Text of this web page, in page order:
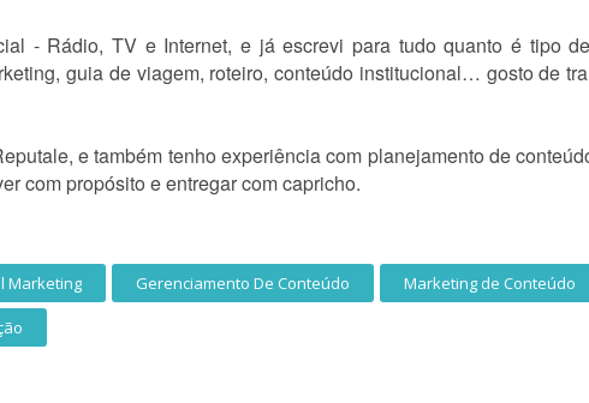
- Rádio, TV e Internet, e já escrevi para tudo quanto é tipo
guia de viagem, roteiro, conteúdo institucional… gosto de
e também tenho experiência com planejamento de
com propósito e entregar com capricho.
Marketing Gerenciamento De Conteúdo Marketing de Conteúdo